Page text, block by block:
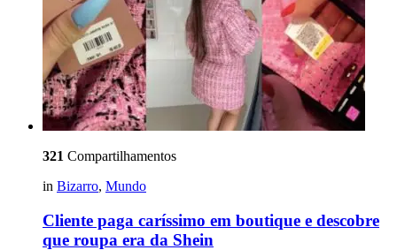
321 Compartilhamentos
in Bizarro, Mundo
Cliente paga caríssimo em boutique e descobre
que roupa era da Shein